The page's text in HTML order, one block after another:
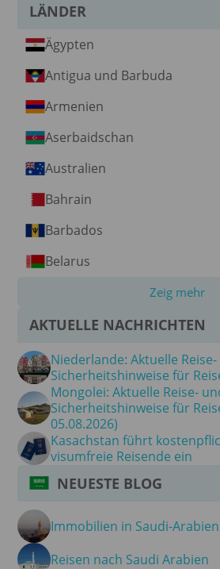
LÄNDER
Ägypten
Antigua und Barbuda
Armenien
Aserbaidschan
Australien
Bahrain
Barbados
Belarus
Zeig mehr
AKTUELLE NACHRICHTEN
Niederlande: Aktuelle
Sicherheitshinweise für
Mongolei: Aktuelle Reise-
Sicherheitshinweise für
05.08.2026)
Kasachstan führt
visumfreie Reisende ein
NEUESTE BLOG
Immobilien in Saudi-Arabien
Reisen nach Saudi Arabien